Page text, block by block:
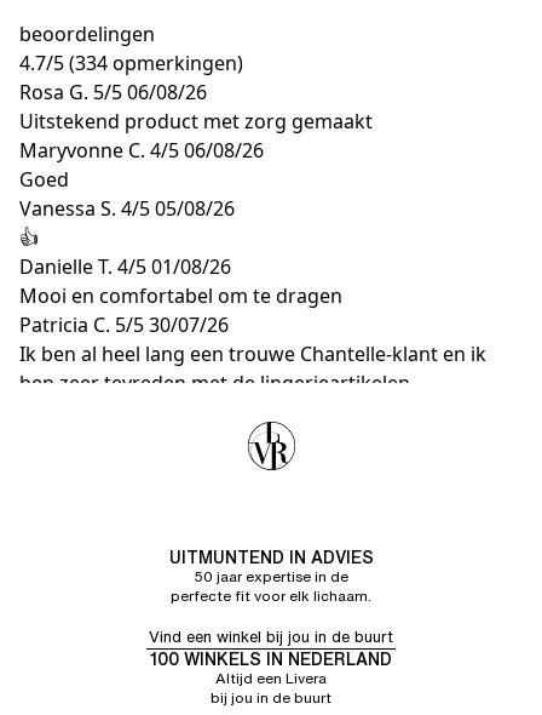
beoordelingen
4.7/5(334 opmerkingen)
Rosa G. 5/506/08/26
Uitstekend product met zorg gemaakt
Maryvonne C. 4/506/08/26
Goed
Vanessa S. 4/505/08/26
👍
Danielle T. 4/501/08/26
Mooi en comfortabel om te dragen
Patricia C. 5/530/07/26
Ik ben al heel lang een trouwe Chantelle-klant en ik
ben zeer tevreden met de lingerieartikelen
UITMUNTEND IN ADVIES
50 jaar expertise in de
perfecte fit voor elk lichaam.
Vind een winkel bij jou in de buurt
100 WINKELS IN NEDERLAND
Altijd een Livera
bij jou in de buurt